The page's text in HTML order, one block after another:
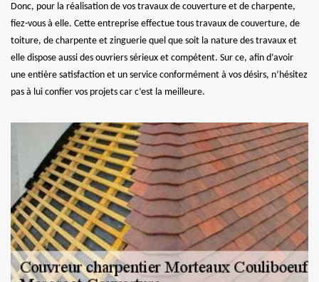
Donc, pour la réalisation de vos travaux de couverture et de charpente,
fiez-vous à elle. Cette entreprise effectue tous travaux de couverture, de
toiture, de charpente et zinguerie quel que soit la nature des travaux et
elle dispose aussi des ouvriers sérieux et compétent. Sur ce, afin d’avoir
une entière satisfaction et un service conformément à vos désirs, n’hésitez
pas à lui confier vos projets car c’est la meilleure.